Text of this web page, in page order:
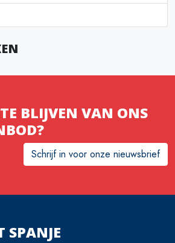
BLIJVEN VAN ONS
Schrijf in voor onze nieuwsbrief
SPANJE